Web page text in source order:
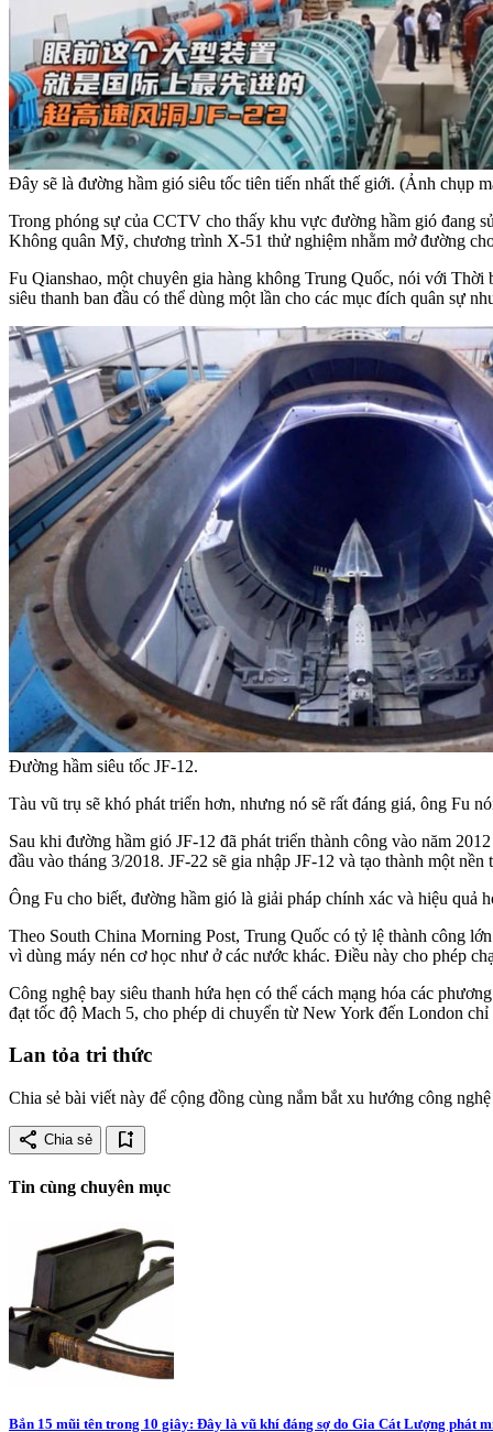
Đây sẽ là đường hầm gió siêu tốc tiên tiến nhất thế giới. (Ảnh chụp
Trong phóng sự của CCTV cho thấy khu vực đường hầm gió đang
Không quân Mỹ, chương trình X-51 thử nghiệm nhằm mở đường
Fu Qianshao, một chuyên gia hàng không Trung Quốc, nói với Thời
siêu thanh ban đầu có thể dùng một lần cho các mục đích quân sự
Đường hầm siêu tốc JF-12.
Tàu vũ trụ sẽ khó phát triển hơn, nhưng nó sẽ rất đáng giá, ông Fu
Sau khi đường hầm gió JF-12 đã phát triển thành công vào năm
đầu vào tháng 3/2018. JF-22 sẽ gia nhập JF-12 và tạo thành một
Ông Fu cho biết, đường hầm gió là giải pháp chính xác và hiệu quả
Theo South China Morning Post, Trung Quốc có tỷ lệ thành công
vì dùng máy nén cơ học như ở các nước khác. Điều này cho phép
Công nghệ bay siêu thanh hứa hẹn có thể cách mạng hóa các
đạt tốc độ Mach 5, cho phép di chuyển từ New York đến London
Lan tỏa tri thức
Chia sẻ bài viết này để cộng đồng cùng nắm bắt xu hướng công
share Chia sẻ bookmark_add
Tin cùng chuyên mục
Bắn 15 mũi tên trong 10 giây: Đây là vũ khí đáng sợ do Gia Cát Lượng phát